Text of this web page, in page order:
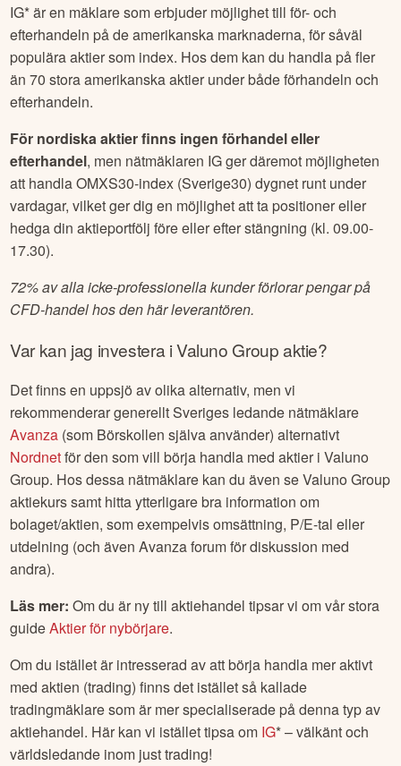
IG* är en mäklare som erbjuder möjlighet till för- och
efterhandeln på de amerikanska marknaderna, för såväl
populära aktier som index. Hos dem kan du handla på fler
än 70 stora amerikanska aktier under både förhandeln och
efterhandeln.
För nordiska aktier finns ingen förhandel eller
efterhandel, men nätmäklaren IG ger däremot möjligheten
att handla OMXS30-index (Sverige30) dygnet runt under
vardagar, vilket ger dig en möjlighet att ta positioner eller
hedga din aktieportfölj före eller efter stängning (kl. 09.00-
17.30).
72% av alla icke-professionella kunder förlorar pengar på
CFD-handel hos den här leverantören.
Var kan jag investera iValuno Groupaktie?
Det finns en uppsjö av olika alternativ, men vi
rekommenderar generellt Sveriges ledande nätmäklare
Avanza (som Börskollen själva använder) alternativt
Nordnetför den som vill börja handla med aktier iValuno
Group. Hos dessa nätmäklare kan du även seValuno Group
aktiekurs samt hitta ytterligare bra information om
bolaget/aktien, som exempelvis omsättning, P/E-tal eller
utdelning (och även Avanza forum för diskussion med
andra).
Läs mer: Om du är ny till aktiehandel tipsar vi om vår stora
guideAktier för nybörjare.
Om du istället är intresserad av att börja handla mer aktivt
med aktien (trading) finns det istället så kallade
tradingmäklare som är mer specialiserade på denna typ av
aktiehandel. Här kan vi istället tipsa om IG* – välkänt och
världsledande inom just trading!